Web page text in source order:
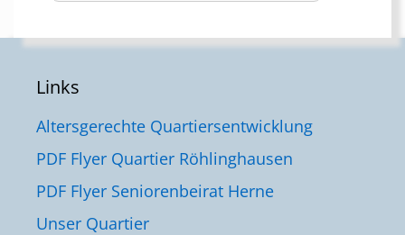
Links
Altersgerechte Quartiersentwicklung
PDF Flyer Quartier Röhlinghausen
PDF Flyer Seniorenbeirat Herne
Unser Quartier